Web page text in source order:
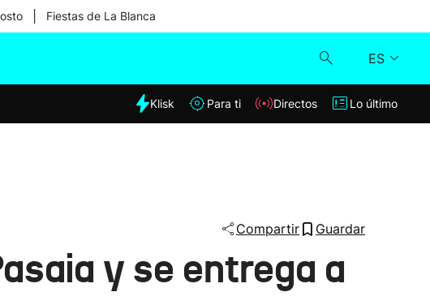
Fiestas de La Blanca
ES
Klisk
Lo último
Klisk Para ti Directos Lo último
Compartir Guardar
y se entrega a